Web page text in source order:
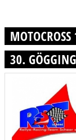
30.